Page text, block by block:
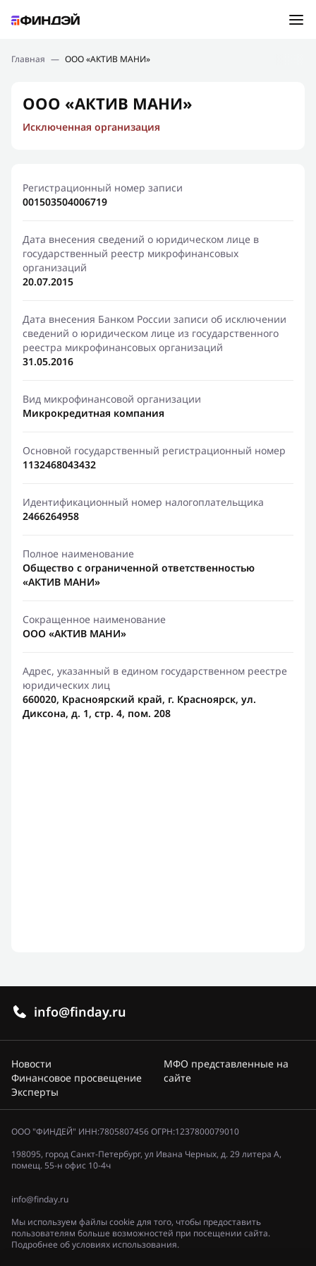
Подбор займа
Новости
Финансовое просвещение
Главная — ООО «АКТИВ МАНИ»
ООО «АКТИВ МАНИ»
Исключенная организация
Регистрационный номер записи
001503504006719
Дата внесения сведений о юридическом лице в
государственный реестр микрофинансовых
организаций
20.07.2015
Дата внесения Банком России записи об исключении
сведений о юридическом лице из государственного
реестра микрофинансовых организаций
31.05.2016
Вид микрофинансовой организации
Микрокредитная компания
Основной государственный регистрационный номер
1132468043432
Идентификационный номер налогоплательщика
2466264958
Полное наименование
Общество с ограниченной ответственностью
«АКТИВ МАНИ»
Сокращенное наименование
ООО «АКТИВ МАНИ»
Адрес, указанный в едином государственном реестре
юридических лиц
660020, Красноярский край, г. Красноярск, ул.
Диксона, д. 1, стр. 4, пом. 208
info@finday.ru
Новости
Финансовое просвещение
Эксперты
МФО представленные на
сайте
ООО "ФИНДЕЙ" ИНН:7805807456 ОГРН:1237800079010
198095, город Санкт-Петербург, ул Ивана Черных, д. 29 литера А,
помещ. 55-н офис 10-4ч
info@finday.ru
Мы используем файлы cookie для того, чтобы предоставить
пользователям больше возможностей при посещении сайта.
Подробнее об условиях использования.
Ошибка:Контактная форма не найдена.
Спасибо, что написали нам
Мы свяжемся с Вами в ближайшее время и сообщим
результат
Отправить новый запрос